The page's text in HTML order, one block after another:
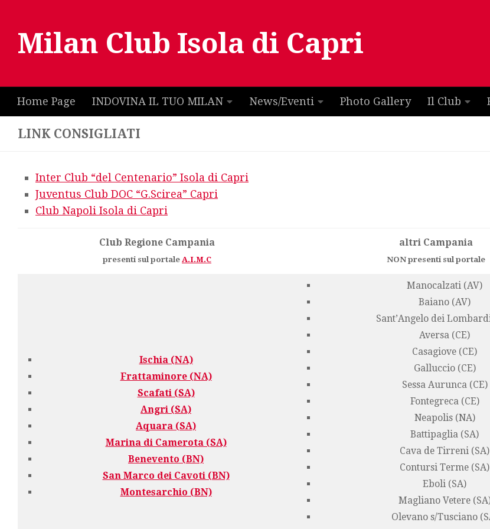
Milan Club Isola di Capri
Home Page INDOVINA IL TUO MILAN News/Eventi Photo Gallery Il Club
LINK CONSIGLIATI
Inter Club “del Centenario” Isola di Capri
Juventus Club DOC “G.Scirea” Capri
Club Napoli Isola di Capri
Club Regione Campania
presenti sul portale A.I.M.C
altri Campania
NON presenti sul portale
Ischia (NA)
Frattaminore (NA)
Scafati (SA)
Angri (SA)
Aquara (SA)
Marina di Camerota (SA)
Benevento (BN)
San Marco dei Cavoti (BN)
Montesarchio (BN)
Manocalzati (AV)
Baiano (AV)
Sant’Angelo dei
Aversa (CE)
Casagiove (CE)
Galluccio (CE)
Sessa Aurunca (CE)
Fontegreca (CE)
Neapolis (NA)
Battipaglia (SA)
Cava de Tirreni (SA)
Contursi Terme (SA)
Eboli (SA)
Magliano Vetere
Olevano s/Tusciano